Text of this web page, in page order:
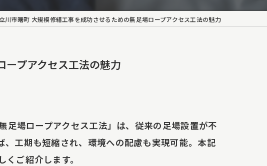
川市曙町 大規模修繕工事を成功させるための無足場ロープアクセス工法の魅力
ープアクセス工法の魅力
足場ロープアクセス工法」は、従来の足場設置が不
工期も短縮され、環境への配慮も実現可能。本記
ご紹介します。